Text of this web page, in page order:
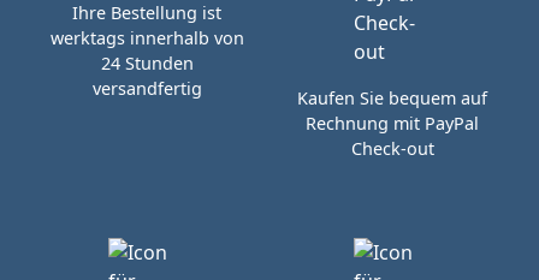
Ihre Bestellung ist
werktags innerhalb von
24 Stunden
versandfertig
Kaufen Sie bequem auf
Rechnung mit PayPal
Check-out